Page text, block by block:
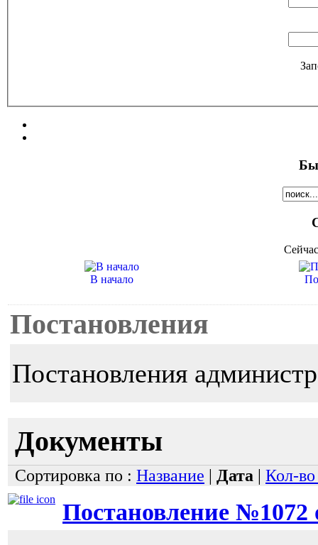
В начало
Постановления
Постановления
Документы
Сортировка по : Название | Дата | Кол-во
Постановление №1072